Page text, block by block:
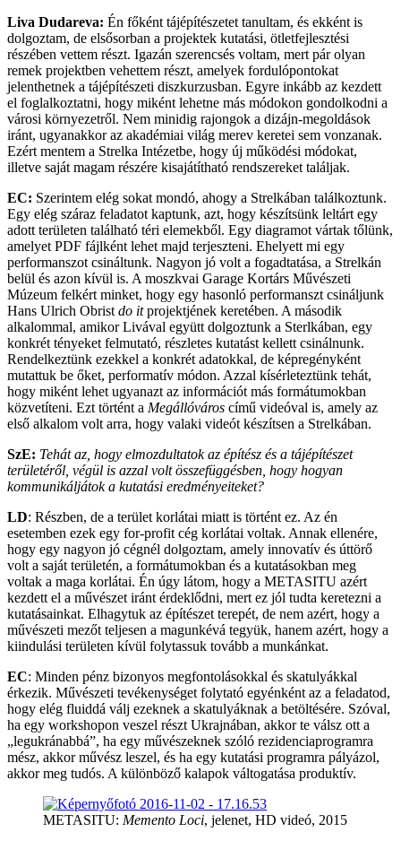
Liva Dudareva: Én főként tájépítészetet tanultam, és ekként is
dolgoztam, de elsősorban a projektek kutatási, ötletfejlesztési
részében vettem részt. Igazán szerencsés voltam, mert pár olyan
remek projektben vehettem részt, amelyek fordulópontokat
jelenthetnek a tájépítészeti diszkurzusban. Egyre inkább az kezdett
el foglalkoztatni, hogy miként lehetne más módokon gondolkodni a
városi környezetről. Nem minidig rajongok a dizájn-megoldások
iránt, ugyanakkor az akadémiai világ merev keretei sem vonzanak.
Ezért mentem a Strelka Intézetbe, hogy új működési módokat,
illetve saját magam részére kisajátítható rendszereket találjak.
EC: Szerintem elég sokat mondó, ahogy a Strelkában találkoztunk.
Egy elég száraz feladatot kaptunk, azt, hogy készítsünk leltárt egy
adott területen található téri elemekből. Egy diagramot vártak tőlünk,
amelyet PDF fájlként lehet majd terjeszteni. Ehelyett mi egy
performanszot csináltunk. Nagyon jó volt a fogadtatása, a Strelkán
belül és azon kívül is. A moszkvai Garage Kortárs Művészeti
Múzeum felkért minket, hogy egy hasonló performanszt csináljunk
Hans Ulrich Obrist do itprojektjének keretében. A második
alkalommal, amikor Livával együtt dolgoztunk a Sterlkában, egy
konkrét tényeket felmutató, részletes kutatást kellett csinálnunk.
Rendelkeztünk ezekkel a konkrét adatokkal, de képregényként
mutattuk be őket, performatív módon. Azzal kísérleteztünk tehát,
hogy miként lehet ugyanazt az információt más formátumokban
közvetíteni. Ezt történt a Megállóváros című videóval is, amely az
első alkalom volt arra, hogy valaki videót készítsen a Strelkában.
SzE: Tehát az, hogy elmozdultatok az építész és a tájépítészet
területéről, végül is azzal volt összefüggésben, hogy hogyan
kommunikáljátok a kutatási eredményeiteket?
LD: Részben, de a terület korlátai miatt is történt ez. Az én
esetemben ezek egy for-profit cég korlátai voltak. Annak ellenére,
hogy egy nagyon jó cégnél dolgoztam, amely innovatív és úttörő
volt a saját területén, a formátumokban és a kutatásokban meg
voltak a maga korlátai. Én úgy látom, hogy a METASITU azért
kezdett el a művészet iránt érdeklődni, mert ez jól tudta keretezni a
kutatásainkat. Elhagytuk az építészet terepét, de nem azért, hogy a
művészeti mezőt teljesen a magunkévá tegyük, hanem azért, hogy a
kiindulási területen kívül folytassuk tovább a munkánkat.
EC: Minden pénz bizonyos megfontolásokkal és skatulyákkal
érkezik. Művészeti tevékenységet folytató egyénként az a feladatod,
hogy elég fluiddá válj ezeknek a skatulyáknak a betöltésére. Szóval,
ha egy workshopon veszel részt Ukrajnában, akkor te válsz ott a
„legukránabbá”, ha egy művészeknek szóló rezidenciaprogramra
mész, akkor művész leszel, és ha egy kutatási programra pályázol,
akkor meg tudós. A különböző kalapok váltogatása produktív.
METASITU: Memento Loci, jelenet, HD videó, 2015